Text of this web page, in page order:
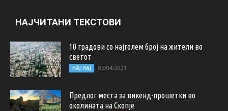
НАЈЧИТАНИ ТЕКСТОВИ
10 градови со најголем број на жители во
светот
НАЈ НАЈ 05/04/2021
Предлог места за викенд-прошетки во
околината на Скопје